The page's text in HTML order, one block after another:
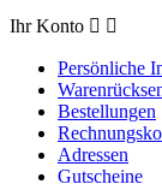
Ihr Konto  
Persönliche
Bestellungen
Adressen
Gutscheine